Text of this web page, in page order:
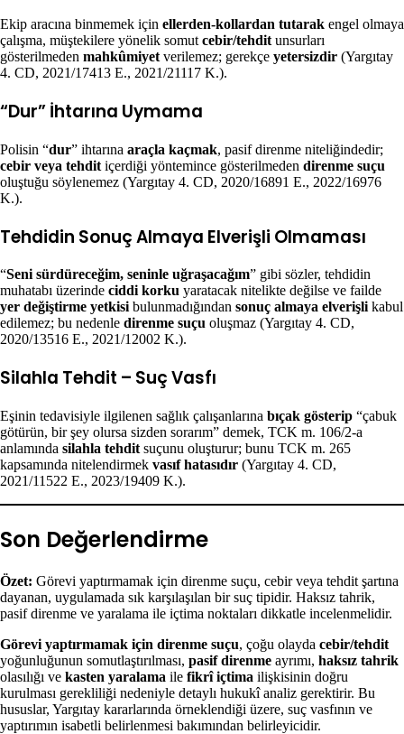
Ekip aracına binmemek için ellerden-kollardan tutarak engel olmaya
çalışma, müştekilere yönelik somut cebir/tehdit unsurları
gösterilmeden mahkûmiyet verilemez; gerekçe yetersizdir (Yargıtay
4. CD, 2021/17413 E., 2021/21117 K.).
“Dur” İhtarına Uymama
Polisin “dur” ihtarına araçla kaçmak, pasif direnme niteliğindedir;
cebir veya tehdit içerdiği yöntemince gösterilmeden direnme suçu
oluştuğu söylenemez (Yargıtay 4. CD, 2020/16891 E., 2022/16976
K.).
Tehdidin Sonuç Almaya Elverişli Olmaması
“Seni sürdüreceğim, seninle uğraşacağım” gibi sözler, tehdidin
muhatabı üzerinde ciddi korku yaratacak nitelikte değilse ve failde
yer değiştirme yetkisi bulunmadığından sonuç almaya elverişli kabul
edilemez; bu nedenle direnme suçu oluşmaz (Yargıtay 4. CD,
2020/13516 E., 2021/12002 K.).
Silahla Tehdit – Suç Vasfı
Eşinin tedavisiyle ilgilenen sağlık çalışanlarına bıçak gösterip “çabuk
götürün, bir şey olursa sizden sorarım” demek, TCK m. 106/2-a
anlamında silahla tehdit suçunu oluşturur; bunu TCK m. 265
kapsamında nitelendirmek vasıf hatasıdır (Yargıtay 4. CD,
2021/11522 E., 2023/19409 K.).
Son Değerlendirme
Özet: Görevi yaptırmamak için direnme suçu, cebir veya tehdit şartına
dayanan, uygulamada sık karşılaşılan bir suç tipidir. Haksız tahrik,
pasif direnme ve yaralama ile içtima noktaları dikkatle incelenmelidir.
Görevi yaptırmamak için direnme suçu, çoğu olayda cebir/tehdit
yoğunluğunun somutlaştırılması, pasif direnme ayrımı, haksız tahrik
olasılığı ve kasten yaralama ile fikrî içtima ilişkisinin doğru
kurulması gerekliliği nedeniyle detaylı hukukî analiz gerektirir. Bu
hususlar, Yargıtay kararlarında örneklendiği üzere, suç vasfının ve
yaptırımın isabetli belirlenmesi bakımından belirleyicidir.